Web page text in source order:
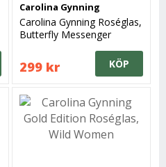
Carolina Gynning
Carolina Gynning Roséglas,
Butterfly Messenger
299 kr KÖP